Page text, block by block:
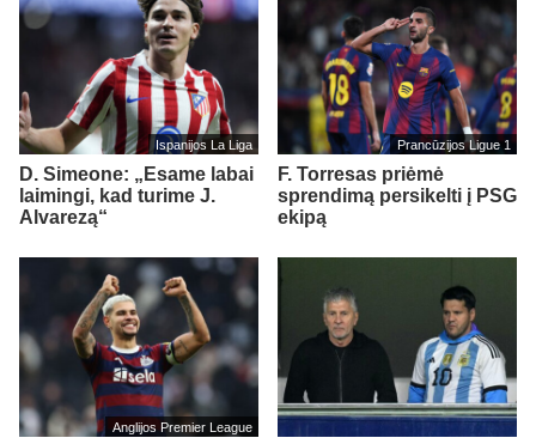
Ispanijos La Liga
D. Simeone: „Esame labai
laimingi, kad turime J.
Alvarezą“
Prancūzijos Ligue 1
F. Torresas priėmė
sprendimą persikelti į PSG
ekipą
Anglijos Premier League